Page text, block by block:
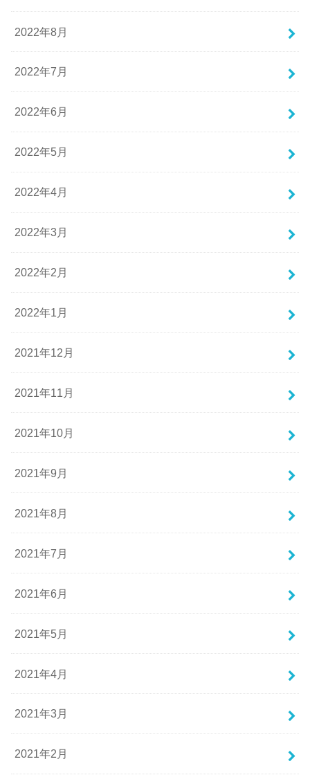
2022年8月
2022年7月
2022年6月
2022年5月
2022年4月
2022年3月
2022年2月
2022年1月
2021年12月
2021年11月
2021年10月
2021年9月
2021年8月
2021年7月
2021年6月
2021年5月
2021年4月
2021年3月
2021年2月